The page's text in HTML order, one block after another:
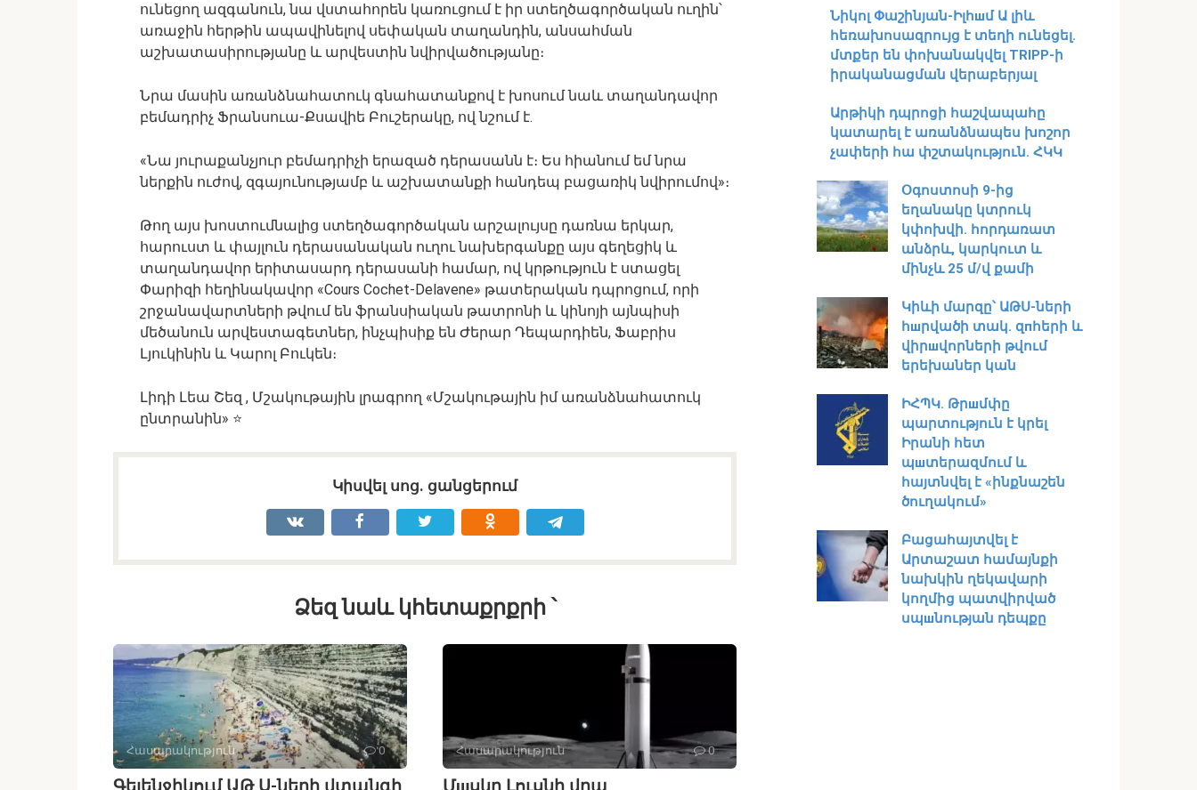
ունեցող ազգանուն, նա վստահորեն կառուցում է իր ստեղծագործական ուղին՝
առաջին հերթին ապավինելով սեփական տաղանդին, անսահման
աշխատասիրությանը և արվեստին նվիրվածությանը։
Նրա մասին առանձնահատուկ գնահատանքով է խոսում նաև տաղանդավոր
բեմադրիչ Ֆրանսուա-Քսավիե Բուշերակը, ով նշում է․
«Նա յուրաքանչյուր բեմադրիչի երազած դերասանն է։ Ես հիանում եմ նրա
ներքին ուժով, զգայունությամբ և աշխատանքի հանդեպ բացառիկ նվիրումով»։
Թող այս խոստումնալից ստեղծագործական արշալույսը դառնա երկար,
հարուստ և փայլուն դերասանական ուղու նախերգանքը այս գեղեցիկ և
տաղանդավոր երիտասարդ դերասանի համար, ով կրթություն է ստացել
Փարիզի հեղինակավոր «Cours Cochet-Delavene» թատերական դպրոցում, որի
շրջանավարտների թվում են ֆրանսիական թատրոնի և կինոյի այնպիսի
մեծանուն արվեստագետներ, ինչպիսիք են Ժերար Դեպարդիեն, Ֆաբրիս
Լյուկինին և Կարոլ Բուկեն։
Լիդի Լեա Շեզ , Մշակութային լրագրող «Մշակութային իմ առանձնահատուկ
ընտրանին» ⭐
Կիսվել սոց․ ցանցերում
Ձեզ նաև կհետաքրքրի ՝
Հասարակություն 0 Հասարակություն 0
Նիկոլ Փաշինյան-Իլհшմ Ա լիև
հեռախոսազրույց է տեղի ունեցել․
մտքեր են փոխանակվել TRIPP-ի
իրականացման վերաբերյալ
Արթիկի դպրոցի հաշվապահը
կատարել է առանձնապես խոշոր
չափերի հա փշտակություն. ՀԿԿ
Օգոստոսի 9-ից
եղանակը կտրուկ
կփոխվի․ հորդառատ
անձրև, կարկուտ և
մինչև 25 մ/վ քամի
Կիևի մարզը՝ ԱԹՍ-ների
հшրվածի տակ․ զпհերի և
վիրшվորների թվում
երեխաներ կան
ԻՀՊԿ․ Թրшմփը
պարտություն է կրել
Իրանի հետ
պшտերազմում և
հայտնվել է «ինքնաշեն
ծուղակում»
Բացահայտվել է
Արտաշատ համայնքի
նախկին ղեկավարի
կողմից պատվիրված
սպшնության դեպքը